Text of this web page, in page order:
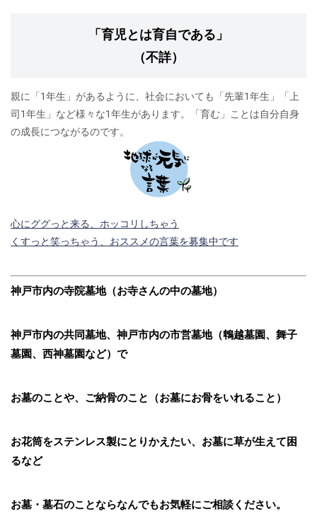
「育児とは育自である」
（不詳）
親に「1年生」があるように、社会においても「先輩1年生」「上
司1年生」など様々な1年生があります。「育む」ことは自分自身
の成長につながるのです。
心にググっと来る、ホッコリしちゃう
くすっと笑っちゃう、おススメの言葉を募集中です
神戸市内の寺院墓地（お寺さんの中の墓地）
神戸市内の共同墓地、神戸市内の市営墓地（鵯越墓園、舞子
墓園、西神墓園など）で
お墓のことや、ご納骨のこと（お墓にお骨をいれること）
お花筒をステンレス製にとりかえたい、お墓に草が生えて困
るなど
お墓・墓石のことならなんでもお気軽にご相談ください。